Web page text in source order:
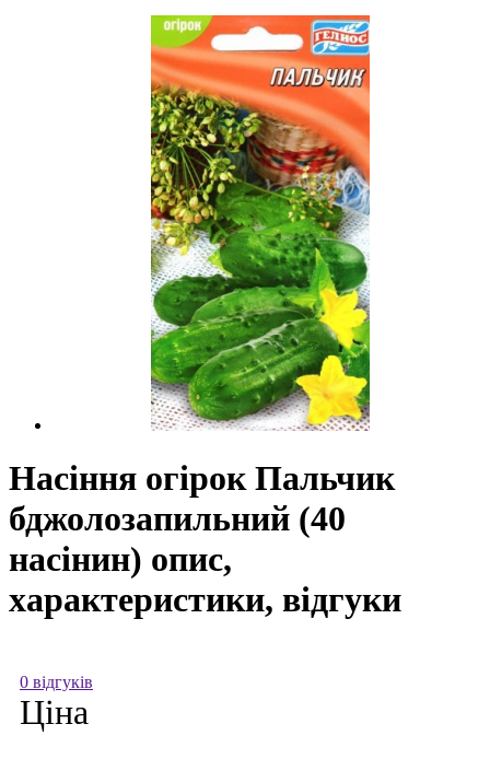
Насіння огірок Пальчик
бджолозапильний (40
насінин) опис,
характеристики, відгуки
0 відгуків
Ціна